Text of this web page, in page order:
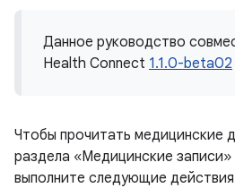
Данное руководство
Health Connect 1.1.0-beta02
Чтобы прочитать медицинские
раздела «Медицинские
выполните следующие